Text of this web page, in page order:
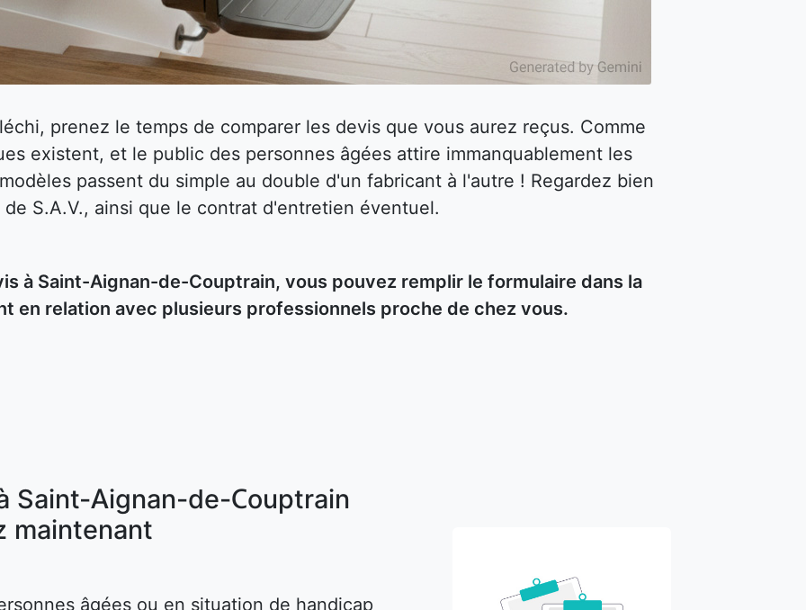
prenez le temps de comparer les devis que vous aurez reçus. Comme
existent, et le public des personnes âgées attire immanquablement les
passent du simple au double d'un fabricant à l'autre ! Regardez bien
S.A.V., ainsi que le contrat d'entretien éventuel.
à Saint-Aignan-de-Couptrain, vous pouvez remplir le formulaire dans la
en relation avec plusieurs professionnels proche de chez vous.
Saint-Aignan-de-Couptrain
maintenant
âgées ou en situation de handicap